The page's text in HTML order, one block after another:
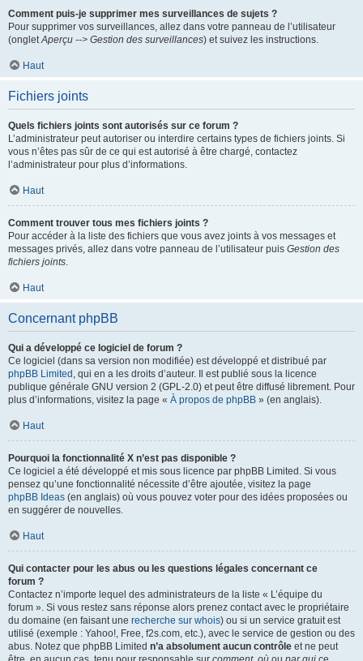
Comment puis-je supprimer mes surveillances de sujets ?
Pour supprimer vos surveillances, allez dans votre panneau de l’utilisateur
(ongletAperçu --> Gestion des surveillances) et suivez les instructions.
Haut
Fichiers joints
Quels fichiers joints sont autorisés sur ce forum ?
L’administrateur peut autoriser ou interdire certains types de fichiers joints. Si
vous n’êtes pas sûr de ce qui est autorisé à être chargé, contactez
l’administrateur pour plus d’informations.
Haut
Comment trouver tous mes fichiers joints ?
Pour accéder à la liste des fichiers que vous avez joints à vos messages et
messages privés, allez dans votre panneau de l’utilisateur puis Gestion des
fichiers joints.
Haut
Concernant phpBB
Qui a développé ce logiciel de forum ?
Ce logiciel (dans sa version non modifiée) est développé et distribué par
phpBB Limited , qui en a les droits d’auteur. Il est publié sous la licence
publique générale GNU version 2 (GPL-2.0) et peut être diffusé librement. Pour
plus d’informations, visitez la page « À propos de phpBB » (en anglais).
Haut
Pourquoi la fonctionnalité X n’est pas disponible ?
Ce logiciel a été développé et mis sous licence par phpBB Limited. Si vous
pensez qu’une fonctionnalité nécessite d’être ajoutée, visitez la page
phpBB Ideas (en anglais) où vous pouvez voter pour des idées proposées ou
en suggérer de nouvelles.
Haut
Qui contacter pour les abus ou les questions légales concernant ce
forum ?
Contactez n’importe lequel des administrateurs de la liste « L’équipe du
forum ». Si vous restez sans réponse alors prenez contact avec le propriétaire
du domaine (en faisant une recherche sur whois) ou si un service gratuit est
utilisé (exemple : Yahoo!, Free, f2s.com, etc.), avec le service de gestion ou des
abus. Notez que phpBB Limited n’a absolument aucun contrôle et ne peut